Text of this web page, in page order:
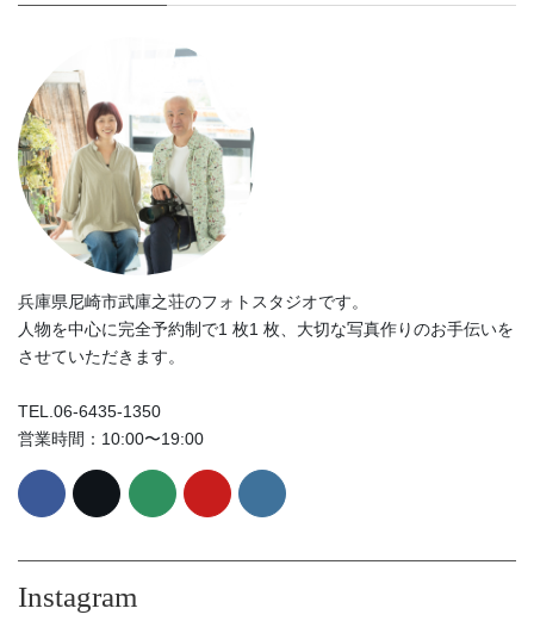
兵庫県尼崎市武庫之荘のフォトスタジオです。
人物を中心に完全予約制で1 枚1 枚、大切な写真作りのお手伝いを
させていただきます。
TEL.06-6435-1350
営業時間：10:00〜19:00
Instagram